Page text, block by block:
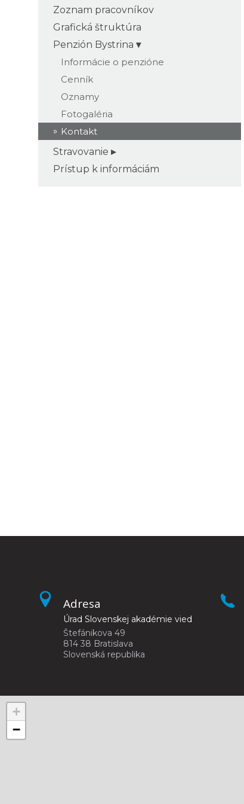
Zoznam pracovníkov
Grafická štruktúra
Penzión Bystrina
Informácie o penzióne
Cenník
Oznamy
Fotogaléria
Kontakt
Stravovanie
Prístup k informáciám
Adresa
Úrad Slovenskej akadémie vied
Štefánikova 49
814 38 Bratislava
Slovenská republika
+
−